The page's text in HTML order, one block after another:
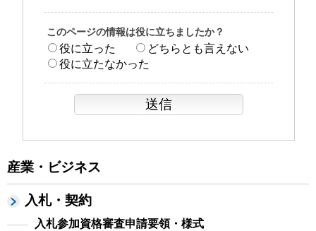
産業・ビジネス
入札・契約
入札参加資格審査申請要領・様式
このページの情報は役に立ちましたか？
役に立った
どちらとも言えない
役に立たなかった